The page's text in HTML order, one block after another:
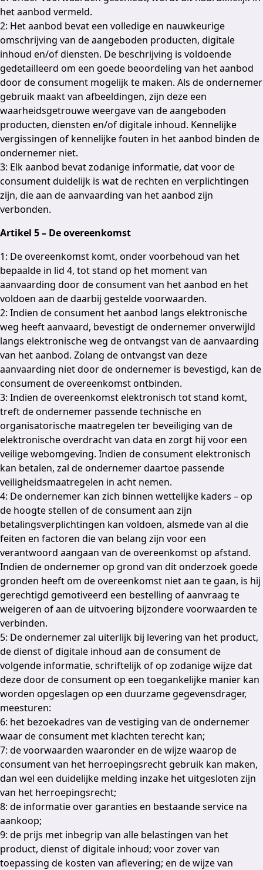
het aanbod vermeld.
2: Het aanbod bevat een volledige en nauwkeurige
omschrijving van de aangeboden producten, digitale
inhoud en/of diensten. De beschrijving is voldoende
gedetailleerd om een goede beoordeling van het aanbod
door de consument mogelijk te maken. Als de ondernemer
gebruik maakt van afbeeldingen, zijn deze een
waarheidsgetrouwe weergave van de aangeboden
producten, diensten en/of digitale inhoud. Kennelijke
vergissingen of kennelijke fouten in het aanbod binden de
ondernemer niet.
3: Elk aanbod bevat zodanige informatie, dat voor de
consument duidelijk is wat de rechten en verplichtingen
zijn, die aan de aanvaarding van het aanbod zijn
verbonden.
Artikel 5 – De overeenkomst
1: De overeenkomst komt, onder voorbehoud van het
bepaalde in lid 4, tot stand op het moment van
aanvaarding door de consument van het aanbod en het
voldoen aan de daarbij gestelde voorwaarden.
2: Indien de consument het aanbod langs elektronische
weg heeft aanvaard, bevestigt de ondernemer onverwijld
langs elektronische weg de ontvangst van de aanvaarding
van het aanbod. Zolang de ontvangst van deze
aanvaarding niet door de ondernemer is bevestigd, kan de
consument de overeenkomst ontbinden.
3: Indien de overeenkomst elektronisch tot stand komt,
treft de ondernemer passende technische en
organisatorische maatregelen ter beveiliging van de
elektronische overdracht van data en zorgt hij voor een
veilige webomgeving. Indien de consument elektronisch
kan betalen, zal de ondernemer daartoe passende
veiligheidsmaatregelen in acht nemen.
4: De ondernemer kan zich binnen wettelijke kaders – op
de hoogte stellen of de consument aan zijn
betalingsverplichtingen kan voldoen, alsmede van al die
feiten en factoren die van belang zijn voor een
verantwoord aangaan van de overeenkomst op afstand.
Indien de ondernemer op grond van dit onderzoek goede
gronden heeft om de overeenkomst niet aan te gaan, is hij
gerechtigd gemotiveerd een bestelling of aanvraag te
weigeren of aan de uitvoering bijzondere voorwaarden te
verbinden.
5: De ondernemer zal uiterlijk bij levering van het product,
de dienst of digitale inhoud aan de consument de
volgende informatie, schriftelijk of op zodanige wijze dat
deze door de consument op een toegankelijke manier kan
worden opgeslagen op een duurzame gegevensdrager,
meesturen:
6: het bezoekadres van de vestiging van de ondernemer
waar de consument met klachten terecht kan;
7: de voorwaarden waaronder en de wijze waarop de
consument van het herroepingsrecht gebruik kan maken,
dan wel een duidelijke melding inzake het uitgesloten zijn
van het herroepingsrecht;
8: de informatie over garanties en bestaande service na
aankoop;
9: de prijs met inbegrip van alle belastingen van het
product, dienst of digitale inhoud; voor zover van
toepassing de kosten van aflevering; en de wijze van